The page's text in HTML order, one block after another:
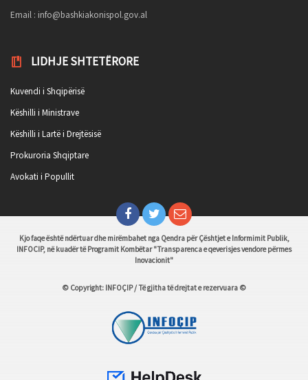
Email : info@bashkiakonispol.gov.al
LIDHJE SHTETËRORE
Kuvendi i Shqipërisë
Këshilli i Ministrave
Këshilli i Lartë i Drejtësisë
Prokuroria Shqiptare
Avokati i Popullit
Kjo faqe është ndërtuar dhe mirëmbahet nga Qendra për Çështjet e Informimit Publik,
INFOCIP, në kuadër të Programit Kombëtar "Transparenca e qeverisjes vendore përmes
Inovacionit"
© Copyright: INFOÇIP / Të gjitha të drejtat e rezervuara ©